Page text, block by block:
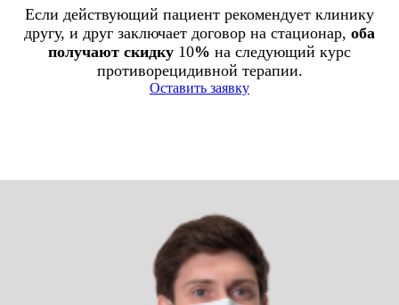
Если действующий пациент рекомендует клинику
другу, и друг заключает договор на стационар, оба
получают скидку 10% на следующий курс
противорецидивной терапии.
Оставить заявку